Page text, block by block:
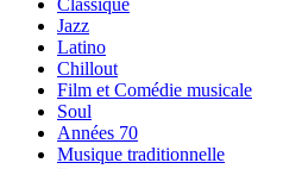
Classique
Jazz
Latino
Chillout
Film et Comédie musicale
Soul
Années 70
Musique traditionnelle